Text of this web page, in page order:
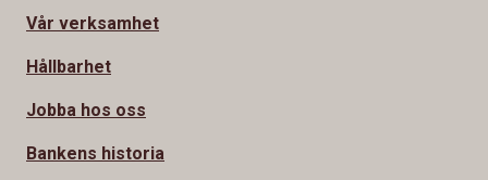
Vår verksamhet
Hållbarhet
Jobba hos oss
Bankens historia